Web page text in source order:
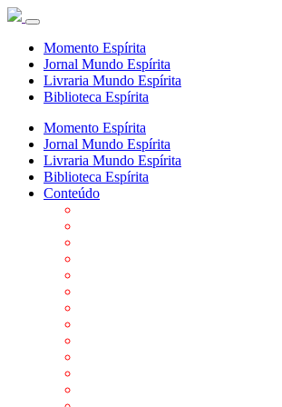
Momento Espírita
Jornal Mundo Espírita
Livraria Mundo Espírita
Biblioteca Espírita
Momento Espírita
Jornal Mundo Espírita
Livraria Mundo Espírita
Biblioteca Espírita
Conteúdo